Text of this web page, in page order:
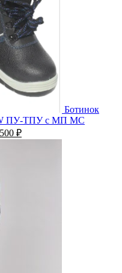
Ботинок
W ПУ-ТПУ с МП МС
₽.
₽Текущая
цена: